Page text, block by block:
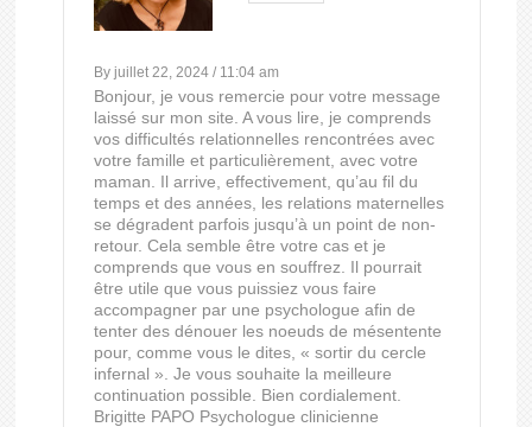
By juillet 22, 2024 / 11:04 am
Bonjour, je vous remercie pour votre message
laissé sur mon site. A vous lire, je comprends
vos difficultés relationnelles rencontrées avec
votre famille et particulièrement, avec votre
maman. Il arrive, effectivement, qu’au fil du
temps et des années, les relations maternelles
se dégradent parfois jusqu’à un point de non-
retour. Cela semble être votre cas et je
comprends que vous en souffrez. Il pourrait
être utile que vous puissiez vous faire
accompagner par une psychologue afin de
tenter des dénouer les noeuds de mésentente
pour, comme vous le dites, « sortir du cercle
infernal ». Je vous souhaite la meilleure
continuation possible. Bien cordialement.
Brigitte PAPO Psychologue clinicienne